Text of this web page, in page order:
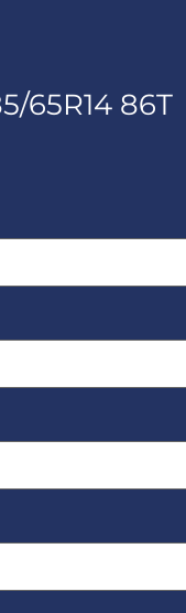
65R14 86T